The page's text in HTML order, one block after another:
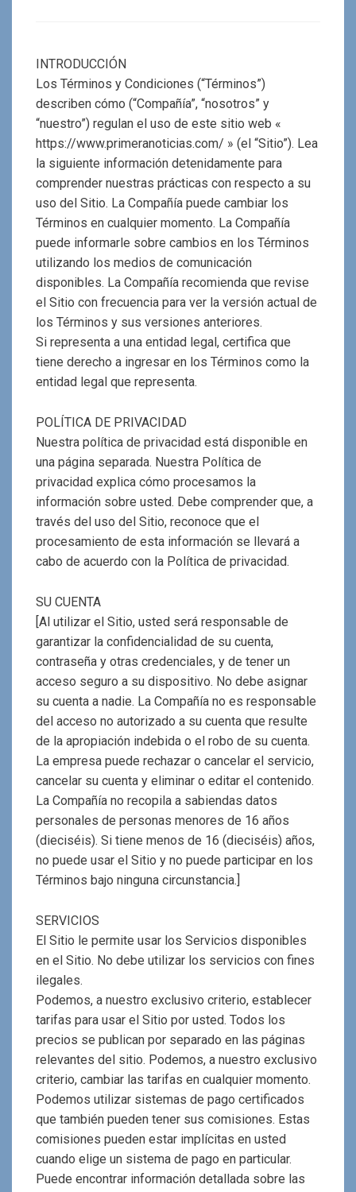
INTRODUCCIÓN
Los Términos y Condiciones (“Términos”)
describen cómo (“Compañía”, “nosotros” y
“nuestro”) regulan el uso de este sitio web «
https://www.primeranoticias.com/ » (el “Sitio”). Lea
la siguiente información detenidamente para
comprender nuestras prácticas con respecto a su
uso del Sitio. La Compañía puede cambiar los
Términos en cualquier momento. La Compañía
puede informarle sobre cambios en los Términos
utilizando los medios de comunicación
disponibles. La Compañía recomienda que revise
el Sitio con frecuencia para ver la versión actual de
los Términos y sus versiones anteriores.
Si representa a una entidad legal, certifica que
tiene derecho a ingresar en los Términos como la
entidad legal que representa.
POLÍTICA DE PRIVACIDAD
Nuestra política de privacidad está disponible en
una página separada. Nuestra Política de
privacidad explica cómo procesamos la
información sobre usted. Debe comprender que, a
través del uso del Sitio, reconoce que el
procesamiento de esta información se llevará a
cabo de acuerdo con la Política de privacidad.
SU CUENTA
[Al utilizar el Sitio, usted será responsable de
garantizar la confidencialidad de su cuenta,
contraseña y otras credenciales, y de tener un
acceso seguro a su dispositivo. No debe asignar
su cuenta a nadie. La Compañía no es responsable
del acceso no autorizado a su cuenta que resulte
de la apropiación indebida o el robo de su cuenta.
La empresa puede rechazar o cancelar el servicio,
cancelar su cuenta y eliminar o editar el contenido.
La Compañía no recopila a sabiendas datos
personales de personas menores de 16 años
(dieciséis). Si tiene menos de 16 (dieciséis) años,
no puede usar el Sitio y no puede participar en los
Términos bajo ninguna circunstancia.]
SERVICIOS
El Sitio le permite usar los Servicios disponibles
en el Sitio. No debe utilizar los servicios con fines
ilegales.
Podemos, a nuestro exclusivo criterio, establecer
tarifas para usar el Sitio por usted. Todos los
precios se publican por separado en las páginas
relevantes del sitio. Podemos, a nuestro exclusivo
criterio, cambiar las tarifas en cualquier momento.
Podemos utilizar sistemas de pago certificados
que también pueden tener sus comisiones. Estas
comisiones pueden estar implícitas en usted
cuando elige un sistema de pago en particular.
Puede encontrar información detallada sobre las